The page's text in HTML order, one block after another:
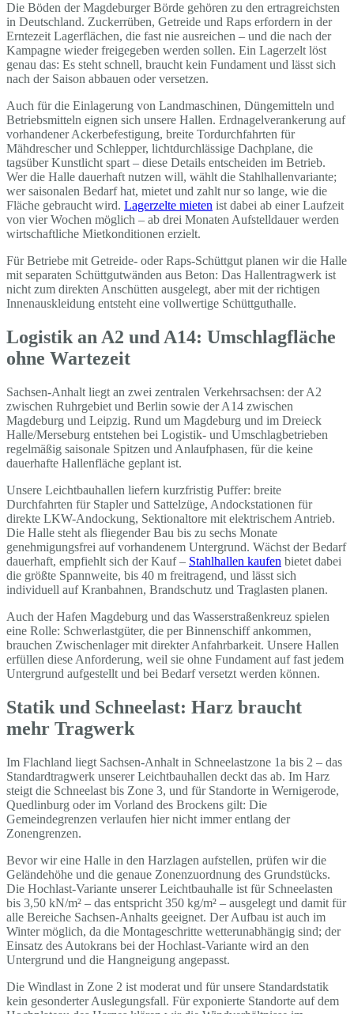
Die Böden der Magdeburger Börde gehören zu den ertragreichsten
in Deutschland. Zuckerrüben, Getreide und Raps erfordern in der
Erntezeit Lagerflächen, die fast nie ausreichen – und die nach der
Kampagne wieder freigegeben werden sollen. Ein Lagerzelt löst
genau das: Es steht schnell, braucht kein Fundament und lässt sich
nach der Saison abbauen oder versetzen.
Auch für die Einlagerung von Landmaschinen, Düngemitteln und
Betriebsmitteln eignen sich unsere Hallen. Erdnagelverankerung auf
vorhandener Ackerbefestigung, breite Tordurchfahrten für
Mähdrescher und Schlepper, lichtdurchlässige Dachplane, die
tagsüber Kunstlicht spart – diese Details entscheiden im Betrieb.
Wer die Halle dauerhaft nutzen will, wählt die Stahlhallenvariante;
wer saisonalen Bedarf hat, mietet und zahlt nur so lange, wie die
Fläche gebraucht wird. Lagerzelte mieten ist dabei ab einer Laufzeit
von vier Wochen möglich – ab drei Monaten Aufstelldauer werden
wirtschaftliche Mietkonditionen erzielt.
Für Betriebe mit Getreide- oder Raps-Schüttgut planen wir die Halle
mit separaten Schüttgutwänden aus Beton: Das Hallentragwerk ist
nicht zum direkten Anschütten ausgelegt, aber mit der richtigen
Innenauskleidung entsteht eine vollwertige Schüttguthalle.
Logistik an A2 und A14: Umschlagfläche
ohne Wartezeit
Sachsen-Anhalt liegt an zwei zentralen Verkehrsachsen: der A2
zwischen Ruhrgebiet und Berlin sowie der A14 zwischen
Magdeburg und Leipzig. Rund um Magdeburg und im Dreieck
Halle/Merseburg entstehen bei Logistik- und Umschlagbetrieben
regelmäßig saisonale Spitzen und Anlaufphasen, für die keine
dauerhafte Hallenfläche geplant ist.
Unsere Leichtbauhallen liefern kurzfristig Puffer: breite
Durchfahrten für Stapler und Sattelzüge, Andockstationen für
direkte LKW-Andockung, Sektionaltore mit elektrischem Antrieb.
Die Halle steht als fliegender Bau bis zu sechs Monate
genehmigungsfrei auf vorhandenem Untergrund. Wächst der Bedarf
dauerhaft, empfiehlt sich der Kauf – Stahlhallen kaufen bietet dabei
die größte Spannweite, bis 40 m freitragend, und lässt sich
individuell auf Kranbahnen, Brandschutz und Traglasten planen.
Auch der Hafen Magdeburg und das Wasserstraßenkreuz spielen
eine Rolle: Schwerlastgüter, die per Binnenschiff ankommen,
brauchen Zwischenlager mit direkter Anfahrbarkeit. Unsere Hallen
erfüllen diese Anforderung, weil sie ohne Fundament auf fast jedem
Untergrund aufgestellt und bei Bedarf versetzt werden können.
Statik und Schneelast: Harz braucht
mehr Tragwerk
Im Flachland liegt Sachsen-Anhalt in Schneelastzone 1a bis 2 – das
Standardtragwerk unserer Leichtbauhallen deckt das ab. Im Harz
steigt die Schneelast bis Zone 3, und für Standorte in Wernigerode,
Quedlinburg oder im Vorland des Brockens gilt: Die
Gemeindegrenzen verlaufen hier nicht immer entlang der
Zonengrenzen.
Bevor wir eine Halle in den Harzlagen aufstellen, prüfen wir die
Geländehöhe und die genaue Zonenzuordnung des Grundstücks.
Die Hochlast-Variante unserer Leichtbauhalle ist für Schneelasten
bis 3,50 kN/m² – das entspricht 350 kg/m² – ausgelegt und damit für
alle Bereiche Sachsen-Anhalts geeignet. Der Aufbau ist auch im
Winter möglich, da die Montageschritte wetterunabhängig sind; der
Einsatz des Autokrans bei der Hochlast-Variante wird an den
Untergrund und die Hangneigung angepasst.
Die Windlast in Zone 2 ist moderat und für unsere Standardstatik
kein gesonderter Auslegungsfall. Für exponierte Standorte auf dem